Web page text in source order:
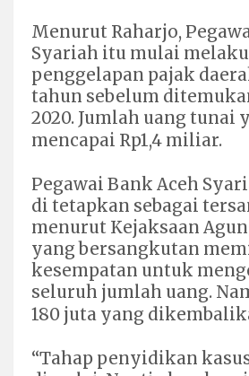
Menurut Raharjo,
Syariah itu mulai
penggelapan pajak
tahun sebelum
2020. Jumlah uang tunai
mencapai Rp1,4 miliar.
Pegawai Bank Aceh
di tetapkan sebagai
menurut Kejaksaan
yang bersangkutan
kesempatan untuk
seluruh jumlah uang.
180 juta yang
“Tahap penyidikan